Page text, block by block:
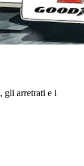
, gli arretrati e i